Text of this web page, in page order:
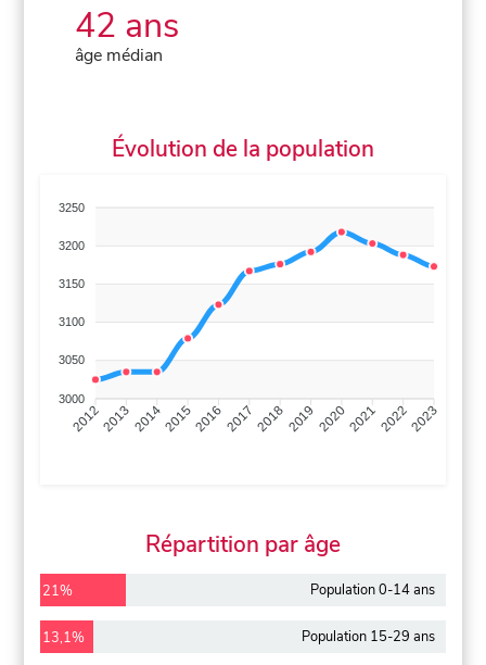
42 ans
âge médian
Évolution de la population
3250
3200
3150
3100
3050
3000
201220132014201520162017 20182019 2020202120222023
Répartition par âge
21% Population 0-14 ans
13,1% Population 15-29 ans